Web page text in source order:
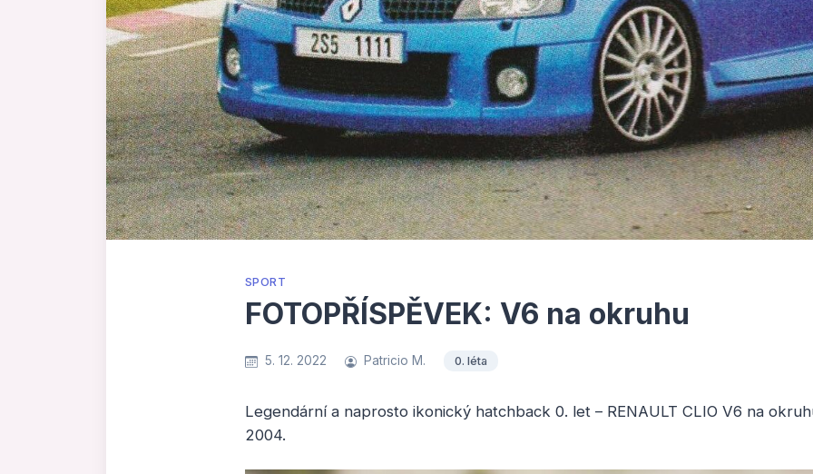
SPORT
FOTOPŘÍSPĚVEK: V6 na okruhu
5. 12. 2022 Patricio M. 0. léta
Legendární a naprosto ikonický hatchback 0. let – RENAULT CLIO V6 na
2004.